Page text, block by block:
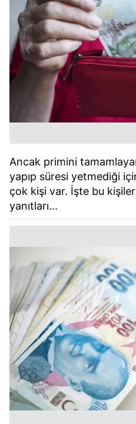
Ancak primini
yapıp süresi yetmediği
çok kişi var. İşte bu
yanıtları...